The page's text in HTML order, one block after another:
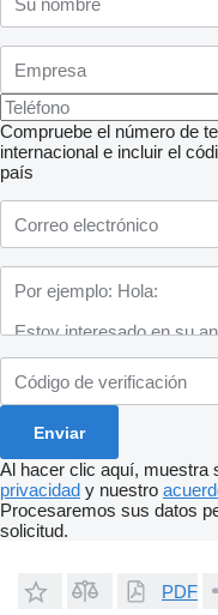
Compruebe el número de
internacional e incluir el
país
Al hacer clic aquí, muestra
privacidad y nuestro
Procesaremos sus datos
solicitud.
PDF